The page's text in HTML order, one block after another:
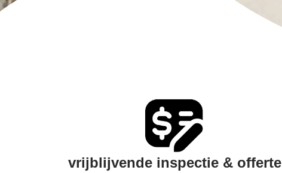
vrijblijvende inspectie & offerte